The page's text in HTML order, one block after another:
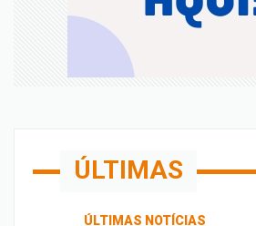
ÚLTIMAS
ÚLTIMAS NOTÍCIAS